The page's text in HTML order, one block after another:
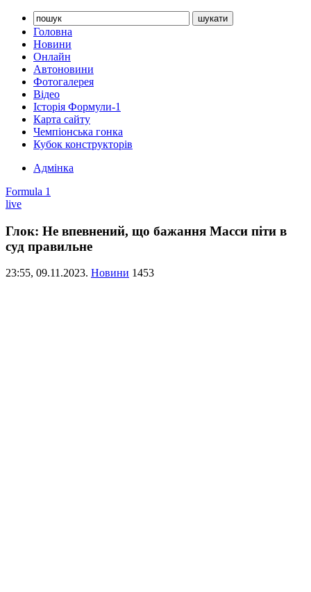
Головна
Новини
Онлайн
Автоновини
Фотогалерея
Відео
Історія Формули-1
Карта сайту
Чемпіонська гонка
Кубок конструкторів
Адмінка
Formula 1
live
Глок: Не впевнений, що бажання Масси піти в
суд правильне
23:55, 09.11.2023. Новини 1453